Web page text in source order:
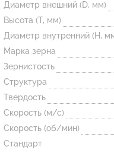
Огнеупорные
изделия
Скачать каталог
Тигель
Муфель
Черпак
Шербер
Диаметр внешний (D, мм)
Высота (T, мм)
Диаметр внутренний (H,
Марка зерна
Зернистость
Структура
Твердость
Скорость (м/с)
Скорость (об/мин)
Стандарт